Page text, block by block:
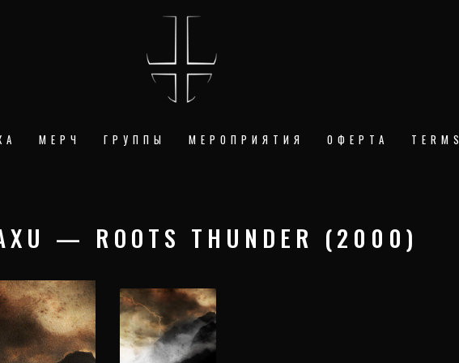
МЕРЧ ГРУППЫ МЕРОПРИЯТИЯ ОФЕРТА TERMS
— ROOTS THUNDER (2000)